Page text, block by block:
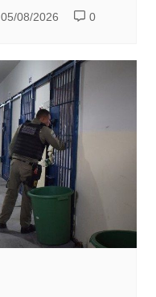
05/08/2026 0